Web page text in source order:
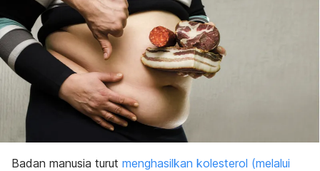
Badan manusia turut menghasilkan kolesterol (melalui